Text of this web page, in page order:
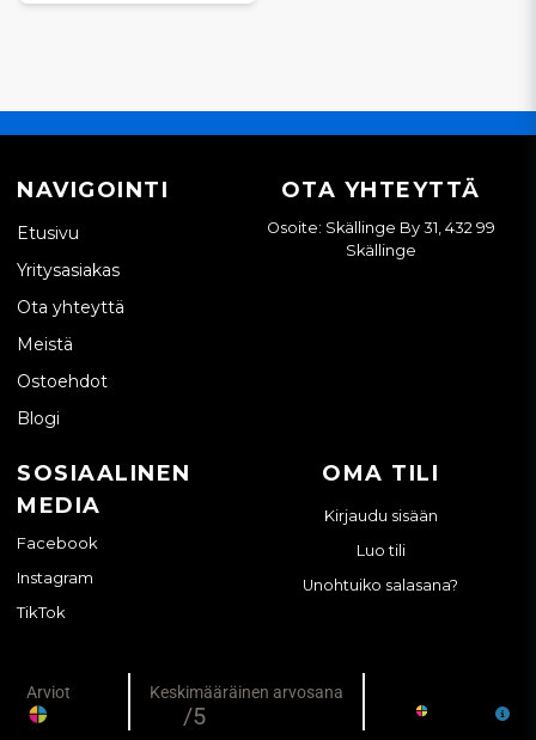
NAVIGOINTI
Etusivu
Yritysasiakas
Ota yhteyttä
Meistä
Ostoehdot
Blogi
OTA YHTEYTTÄ
Osoite: Skällinge By 31, 432 99
Skällinge
SOSIAALINEN
MEDIA
Facebook
Instagram
TikTok
OMA TILI
Kirjaudu sisään
Luo tili
Unohtuiko salasana?